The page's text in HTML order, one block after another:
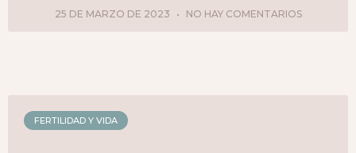
25 DE MARZO DE 2023 NO HAY COMENTARIOS
FERTILIDAD Y VIDA